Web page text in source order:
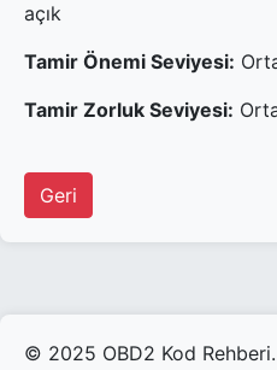
açık
Tamir Önemi Seviyesi:
Tamir Zorluk Seviyesi:
Geri
© 2025 OBD2 Kod Rehberi.